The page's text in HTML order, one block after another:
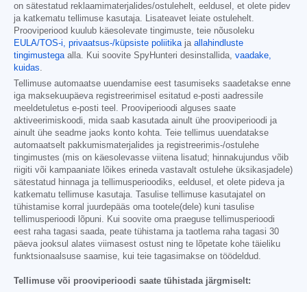
on sätestatud reklaamimaterjalides/ostulehelt, eeldusel, et olete pidev
ja katkematu tellimuse kasutaja. Lisateavet leiate ostulehelt.
Prooviperiood kuulub käesolevate tingimuste, teie nõusoleku
EULA/TOS-i, privaatsus-/küpsiste poliitikaja allahindluste
tingimustegaalla. Kui soovite SpyHunteri desinstallida, vaadake,
kuidas.
Tellimuse automaatse uuendamise eest tasumiseks saadetakse enne
iga maksekuupäeva registreerimisel esitatud e-posti aadressile
meeldetuletus e-posti teel. Prooviperioodi alguses saate
aktiveerimiskoodi, mida saab kasutada ainult ühe prooviperioodi ja
ainult ühe seadme jaoks konto kohta. Teie tellimus uuendatakse
automaatselt pakkumismaterjalides ja registreerimis-/ostulehe
tingimustes (mis on käesolevasse viitena lisatud; hinnakujundus võib
riigiti või kampaaniate lõikes erineda vastavalt ostulehe üksikasjadele)
sätestatud hinnaga ja tellimusperioodiks, eeldusel, et olete pideva ja
katkematu tellimuse kasutaja. Tasulise tellimuse kasutajatel on
tühistamise korral juurdepääs oma tootele(dele) kuni tasulise
tellimusperioodi lõpuni. Kui soovite oma praeguse tellimusperioodi
eest raha tagasi saada, peate tühistama ja taotlema raha tagasi 30
päeva jooksul alates viimasest ostust ning te lõpetate kohe täieliku
funktsionaalsuse saamise, kui teie tagasimakse on töödeldud.
Tellimuse või prooviperioodi saate tühistada järgmiselt: